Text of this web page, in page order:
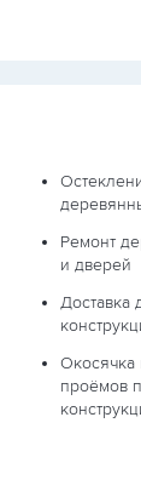
Ремонт
и дверей
Доставка
Окосячка
проёмов